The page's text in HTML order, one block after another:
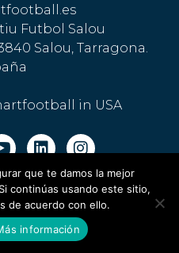
Futbol Salou
Salou, Tarragona.
in USA
policy·Privacy policy
que te damos la mejor
continúas usando este sitio,
de acuerdo con ello.
información